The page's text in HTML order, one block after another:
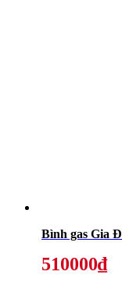
Bình gas Gia
510000₫